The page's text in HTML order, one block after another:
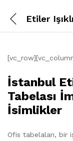
İstanbul
Tabelası
İsimlikler
Ofis tabelaları, bir